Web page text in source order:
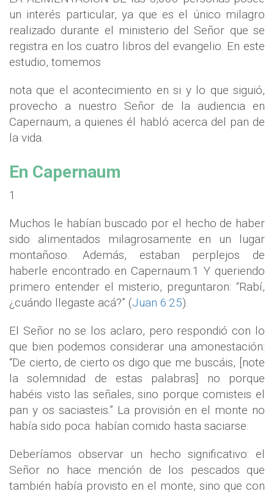
un interés particular, ya que es el único milagro
realizado durante el ministerio del Señor que se
registra en los cuatro libros del evangelio. En este
estudio, tomemos
nota que el acontecimiento en si y lo que siguió,
provecho a nuestro Señor de la audiencia en
Capernaum, a quienes él habló acerca del pan de
la vida.
En Capernaum
1
Muchos le habían buscado por el hecho de haber
sido alimentados milagrosamente en un lugar
montañoso. Además, estaban perplejos de
haberle encontrado en Capernaum.1 Y queriendo
primero entender el misterio, preguntaron: “Rabí,
¿cuándo llegaste acá?” (Juan 6:25).
El Señor no se los aclaro, pero respondió con lo
que bien podemos considerar una amonestación:
“De cierto, de cierto os digo que me buscáis, [note
la solemnidad de estas palabras] no porque
habéis visto las señales, sino porque comisteis el
pan y os saciasteis.” La provisión en el monte no
había sido poca: habían comido hasta saciarse.
Deberíamos observar un hecho significativo: el
Señor no hace mención de los pescados que
también había provisto en el monte, sino que con